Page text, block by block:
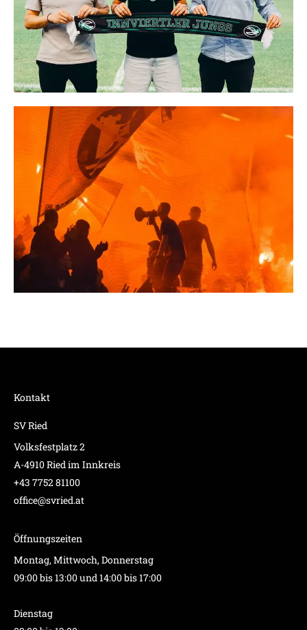
Kontakt
SV Ried
Volksfestplatz 2
A-4910 Ried im Innkreis
+43 7752 81100
office@svried.at
Öffnungszeiten
Montag, Mittwoch, Donnerstag
09:00 bis 13:00 und 14:00 bis 17:00
Dienstag